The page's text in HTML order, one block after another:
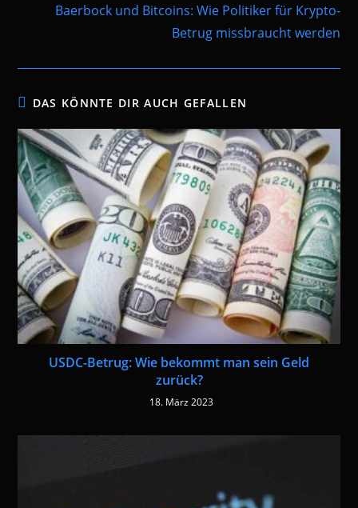
Baerbock und Bitcoins: Wie Politiker für Krypto-
Betrug missbraucht werden
DAS KÖNNTE DIR AUCH GEFALLEN
USDC-Betrug: Wie bekommt man sein Geld
zurück?
18. März 2023